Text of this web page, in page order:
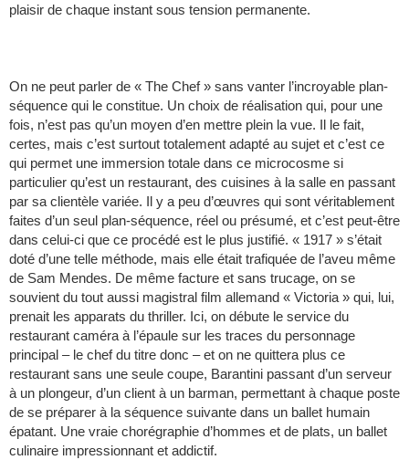
plaisir de chaque instant sous tension permanente.
On ne peut parler de « The Chef » sans vanter l’incroyable plan-
séquence qui le constitue. Un choix de réalisation qui, pour une
fois, n’est pas qu’un moyen d’en mettre plein la vue. Il le fait,
certes, mais c’est surtout totalement adapté au sujet et c’est ce
qui permet une immersion totale dans ce microcosme si
particulier qu’est un restaurant, des cuisines à la salle en passant
par sa clientèle variée. Il y a peu d’œuvres qui sont véritablement
faites d’un seul plan-séquence, réel ou présumé, et c’est peut-être
dans celui-ci que ce procédé est le plus justifié. « 1917 » s’était
doté d’une telle méthode, mais elle était trafiquée de l’aveu même
de Sam Mendes. De même facture et sans trucage, on se
souvient du tout aussi magistral film allemand « Victoria » qui, lui,
prenait les apparats du thriller. Ici, on débute le service du
restaurant caméra à l’épaule sur les traces du personnage
principal – le chef du titre donc – et on ne quittera plus ce
restaurant sans une seule coupe, Barantini passant d’un serveur
à un plongeur, d’un client à un barman, permettant à chaque poste
de se préparer à la séquence suivante dans un ballet humain
épatant. Une vraie chorégraphie d’hommes et de plats, un ballet
culinaire impressionnant et addictif.